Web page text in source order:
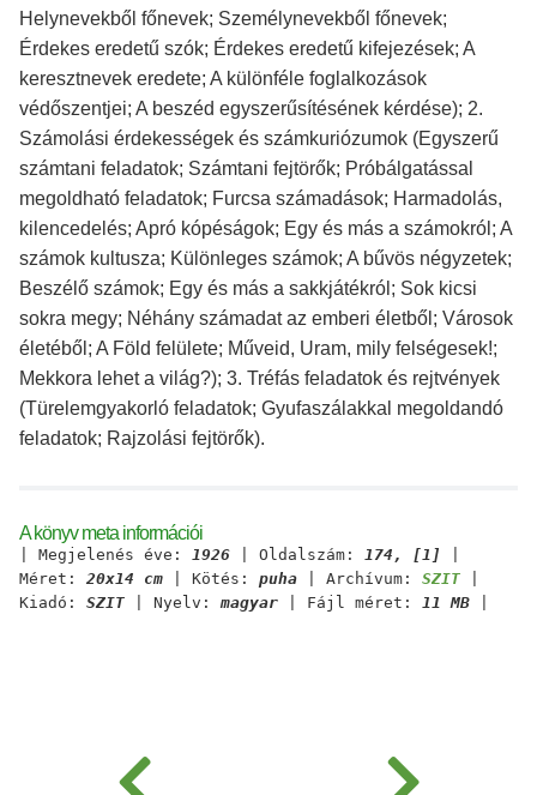
Helynevekből főnevek; Személynevekből főnevek;
Érdekes eredetű szók; Érdekes eredetű kifejezések; A
keresztnevek eredete; A különféle foglalkozások
védőszentjei; A beszéd egyszerűsítésének kérdése); 2.
Számolási érdekességek és számkuriózumok (Egyszerű
számtani feladatok; Számtani fejtörők; Próbálgatással
megoldható feladatok; Furcsa számadások; Harmadolás,
kilencedelés; Apró kópéságok; Egy és más a számokról; A
számok kultusza; Különleges számok; A bűvös négyzetek;
Beszélő számok; Egy és más a sakkjátékról; Sok kicsi
sokra megy; Néhány számadat az emberi életből; Városok
életéből; A Föld felülete; Műveid, Uram, mily felségesek!;
Mekkora lehet a világ?); 3. Tréfás feladatok és rejtvények
(Türelemgyakorló feladatok; Gyufaszálakkal megoldandó
feladatok; Rajzolási fejtörők).
A könyv meta információi
| Megjelenés éve: 1926 | Oldalszám: 174, [1]
Méret: 20x14 cm | Kötés: puha | Archívum: SZIT
Kiadó: SZIT | Nyelv: magyar | Fájl méret: 11 MB